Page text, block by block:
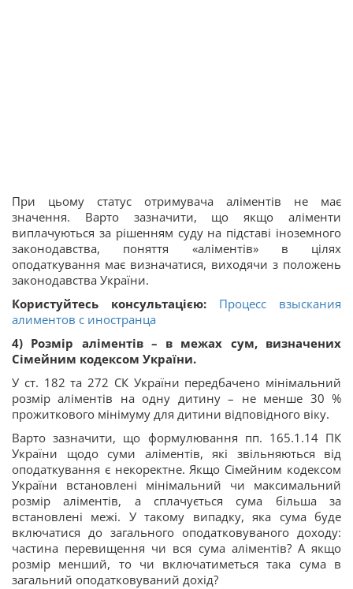
При цьому статус отримувача аліментів не має
значення. Варто зазначити, що якщо аліменти
виплачуються за рішенням суду на підставі іноземного
законодавства, поняття «аліментів» в цілях
оподаткування має визначатися, виходячи з положень
законодавства України.
Користуйтесь консультацією: Процесс взыскания
алиментов с иностранца
4) Розмір аліментів – в межах сум, визначених
Сімейним кодексом України.
У ст. 182 та 272 СК України передбачено мінімальний
розмір аліментів на одну дитину – не менше 30 %
прожиткового мінімуму для дитини відповідного віку.
Варто зазначити, що формулювання пп. 165.1.14 ПК
України щодо суми аліментів, які звільняються від
оподаткування є некоректне. Якщо Сімейним кодексом
України встановлені мінімальний чи максимальний
розмір аліментів, а сплачується сума більша за
встановлені межі. У такому випадку, яка сума буде
включатися до загального оподатковуваного доходу:
частина перевищення чи вся сума аліментів? А якщо
розмір менший, то чи включатиметься така сума в
загальний оподатковуваний дохід?